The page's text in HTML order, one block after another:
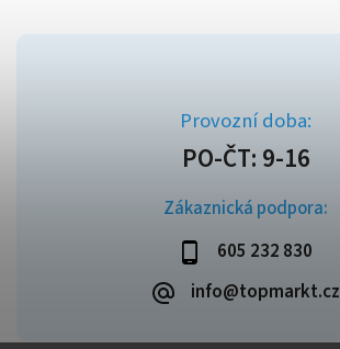
Zákaznická podpora:
605 232 830
info@topmarkt.cz